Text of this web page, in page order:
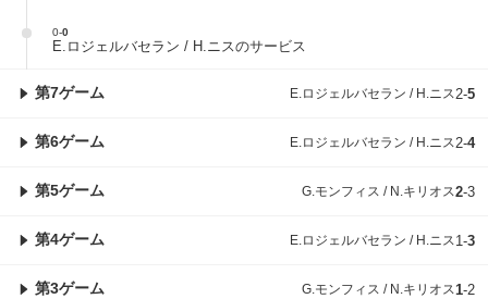
0-0
E.ロジェルバセラン / H.ニスのサービス
第7ゲーム E.ロジェルバセラン / H.ニス 2-5
第6ゲーム E.ロジェルバセラン / H.ニス 2-4
第5ゲーム G.モンフィス / N.キリオス2-3
第4ゲーム E.ロジェルバセラン / H.ニス 1-3
第3ゲーム G.モンフィス / N.キリオス 1-2